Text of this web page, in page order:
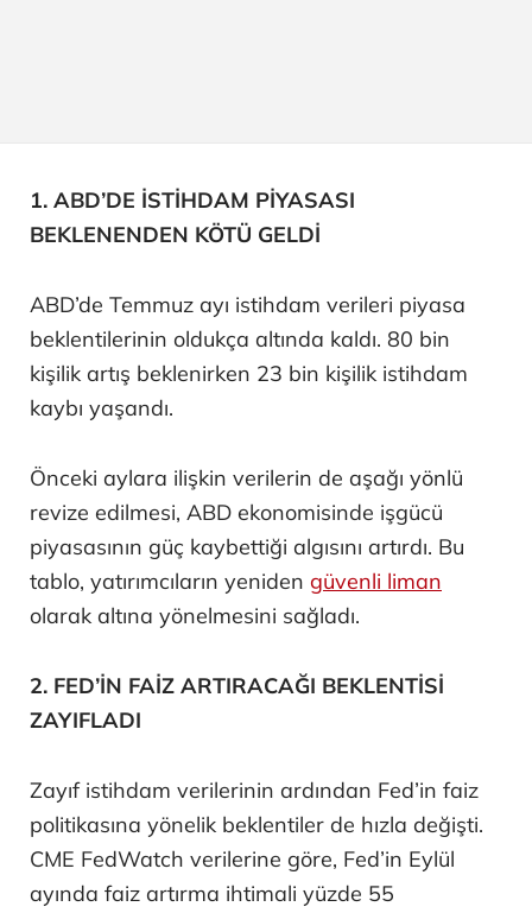
1. ABD’DE İSTİHDAM PİYASASI
BEKLENENDEN KÖTÜ GELDİ
ABD’de Temmuz ayı istihdam verileri piyasa
beklentilerinin oldukça altında kaldı. 80 bin
kişilik artış beklenirken 23 bin kişilik istihdam
kaybı yaşandı.
Önceki aylara ilişkin verilerin de aşağı yönlü
revize edilmesi, ABD ekonomisinde işgücü
piyasasının güç kaybettiği algısını artırdı. Bu
tablo, yatırımcıların yeniden güvenli liman
olarak altına yönelmesini sağladı.
2. FED’İN FAİZ ARTIRACAĞI BEKLENTİSİ
ZAYIFLADI
Zayıf istihdam verilerinin ardından Fed’in faiz
politikasına yönelik beklentiler de hızla değişti.
CME FedWatch verilerine göre, Fed’in Eylül
ayında faiz artırma ihtimali yüzde 55